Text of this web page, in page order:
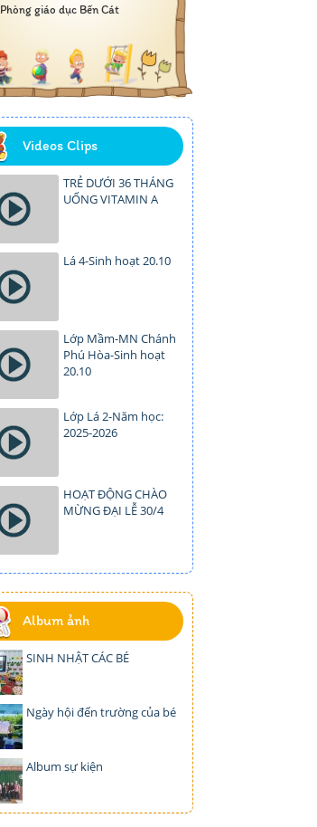
Phòng giáo dục Bến Cát
Videos Clips
TRẺ DƯỚI 36 THÁNG
UỐNG VITAMIN A
Lá 4-Sinh hoạt 20.10
Lớp Mầm-MN Chánh
Phú Hòa-Sinh hoạt
20.10
Lớp Lá 2-Năm học:
2025-2026
HOẠT ĐỘNG CHÀO
MỪNG ĐẠI LỄ 30/4
Album ảnh
SINH NHẬT CÁC BÉ
Ngày hội đến trường của bé
Album sự kiện